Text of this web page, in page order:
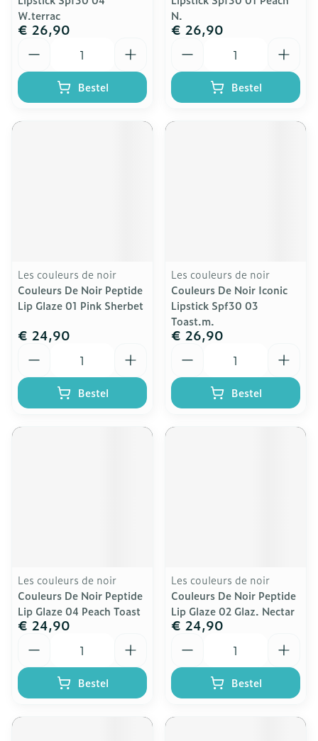
W.terrac
€ 26,90
Bestel
N.
€ 26,90
Bestel
Les couleurs de noir
Couleurs De Noir Peptide
Lip Glaze 01 Pink Sherbet
€ 24,90
Bestel
Les couleurs de noir
Couleurs De Noir Iconic
Lipstick Spf30 03
Toast.m.
€ 26,90
Bestel
Les couleurs de noir
Couleurs De Noir Peptide
Lip Glaze 04 Peach Toast
€ 24,90
Bestel
Les couleurs de noir
Couleurs De Noir Peptide
Lip Glaze 02 Glaz. Nectar
€ 24,90
Bestel